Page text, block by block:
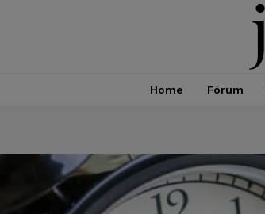
Home Fórum